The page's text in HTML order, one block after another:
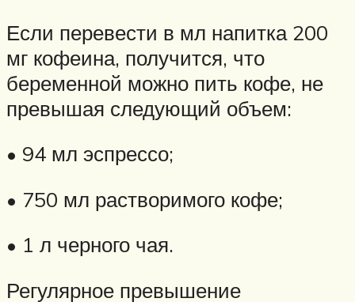
Если перевести в мл напитка 200
мг кофеина, получится, что
беременной можно пить кофе, не
превышая следующий объем:
• 94 мл эспрессо;
• 750 мл растворимого кофе;
• 1 л черного чая.
Регулярное превышение